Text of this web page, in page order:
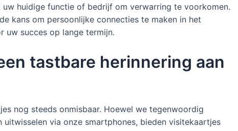
huidige functie of bedrijf om verwarring te voorkomen.
kans om persoonlijke connecties te maken in het
uw succes op lange termijn.
tastbare herinnering aan
nog steeds onmisbaar. Hoewel we tegenwoordig
via onze smartphones, bieden visitekaartjes